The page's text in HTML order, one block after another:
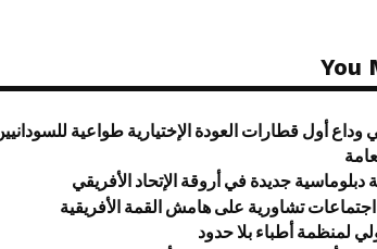
You
وداع أول قطارات العودة الإختيارية طواعية
دبلوماسية جديدة في أروقة الإتحاد الأفريقي
تشاورية على هامش القمة الأفريقية
لمنظمة أطباء بلا حدود